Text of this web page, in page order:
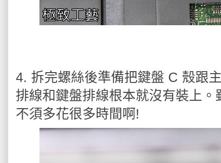
4. 拆完螺絲後準備把鍵盤 C 殼跟
排線和鍵盤排線根本就沒有裝上
不須多花很多時間啊!